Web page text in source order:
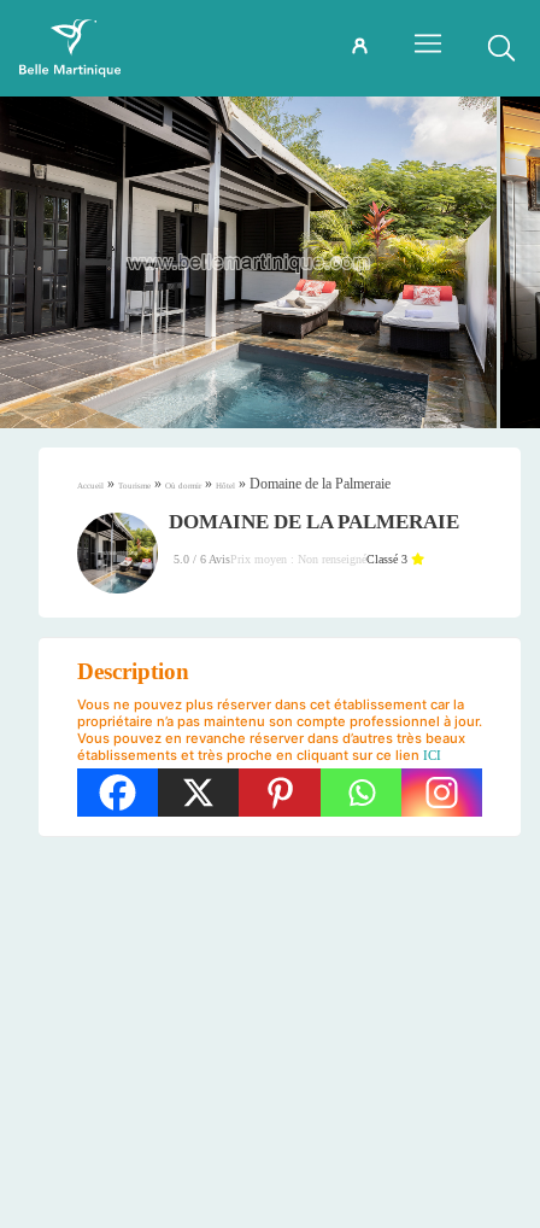
Accueil » Tourisme » Où dormir » Hôtel » Domaine de la Palmeraie
DOMAINE DE LA PALMERAIE
5.0 / 6 AvisPrix moyen : Non renseignéClassé 3
Description
Vous ne pouvez plus réserver dans cet établissement car la
propriétaire n’a pas maintenu son compte professionnel à jour.
Vous pouvez en revanche réserver dans d’autres très beaux
établissements et très proche en cliquant sur ce lien ICI